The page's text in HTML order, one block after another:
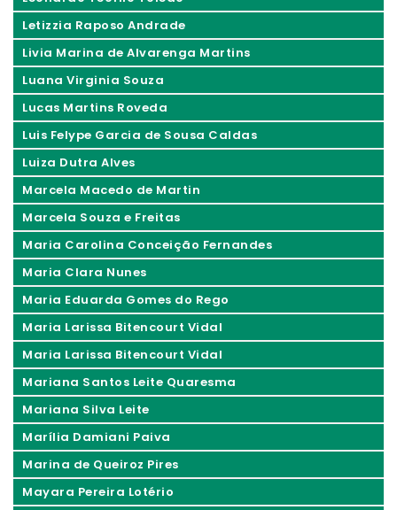
Letizzia Raposo Andrade
Livia Marina de Alvarenga Martins
Luana Virginia Souza
Lucas Martins Roveda
Luis Felype Garcia de Sousa Caldas
Luiza Dutra Alves
Marcela Macedo de Martin
Marcela Souza e Freitas
Maria Carolina Conceição Fernandes
Maria Clara Nunes
Maria Eduarda Gomes do Rego
Maria Larissa Bitencourt Vidal
Maria Larissa Bitencourt Vidal
Mariana Santos Leite Quaresma
Mariana Silva Leite
Marília Damiani Paiva
Marina de Queiroz Pires
Mayara Pereira Lotério